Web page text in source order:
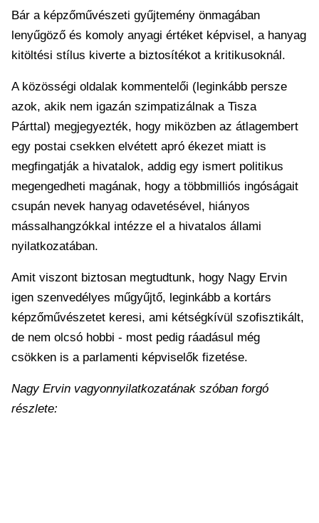
Bár a képzőművészeti gyűjtemény önmagában
lenyűgöző és komoly anyagi értéket képvisel, a hanyag
kitöltési stílus kiverte a biztosítékot a kritikusoknál.
A közösségi oldalak kommentelői (leginkább persze
azok, akik nem igazán szimpatizálnak a Tisza
Párttal) megjegyezték, hogy miközben az átlagembert
egy postai csekken elvétett apró ékezet miatt is
megfingatják a hivatalok, addig egy ismert politikus
megengedheti magának, hogy a többmilliós ingóságait
csupán nevek hanyag odavetésével, hiányos
mássalhangzókkal intézze el a hivatalos állami
nyilatkozatában.
Amit viszont biztosan megtudtunk, hogy Nagy Ervin
igen szenvedélyes műgyűjtő, leginkább a kortárs
képzőművészetet keresi, ami kétségkívül szofisztikált,
de nem olcsó hobbi - most pedig ráadásul még
csökken is a parlamenti képviselők fizetése.
Nagy Ervin vagyonnyilatkozatának szóban forgó
részlete: